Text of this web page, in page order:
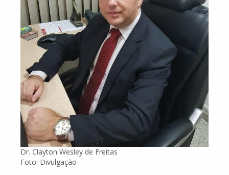
Dr. Clayton Wesley de Freitas
Foto: Divulgação